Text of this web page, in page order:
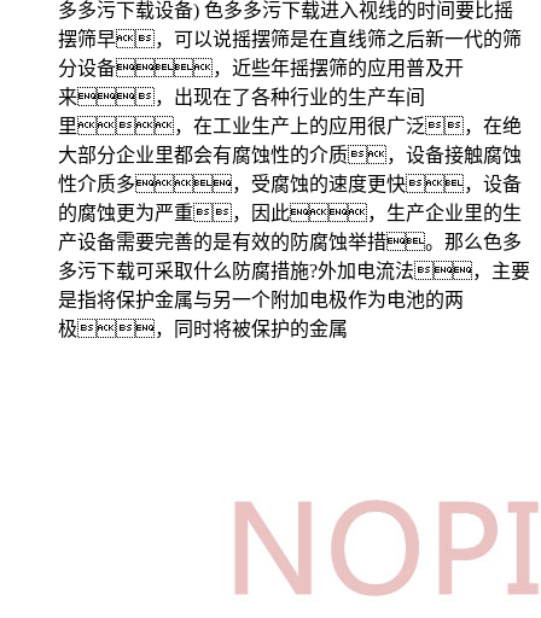
多多污下载设备) 色多多污下载进入视线的时间要比摇
摆筛早，可以说摇摆筛是在直线筛之后新一代的筛
分设备，近些年摇摆筛的应用普及开
来，出现在了各种行业的生产车间
里，在工业生产上的应用很广泛，在绝
大部分企业里都会有腐蚀性的介质，设备接触腐蚀
性介质多，受腐蚀的速度更快，设备
的腐蚀更为严重，因此，生产企业里的生
产设备需要完善的是有效的防腐蚀举措。那么色多
多污下载可采取什么防腐措施?外加电流法，主要
是指将保护金属与另一个附加电极作为电池的两
极，同时将被保护的金属